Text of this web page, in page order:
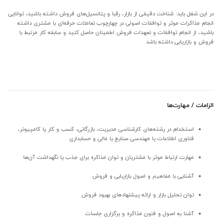
در این شغل باید: شناخت دقیقی از بازار، رقبا و پتانسیل‌های فروش داشته باشید، توانایی
انجام مذاکرات موثر و توافقات اصولی در چهارچوب تعاملات حرفه‌ای با مشتری داشته
باشید، از انجام توافقات و تعهدات فروش اطمینان حاصل کنید و سابقه کار مرتبط با
فروش و بازاریابی داشته باشد
الزامات / مهارت‌ها
استخدام در رشته‌های کارشناسی مدیریت، بازرگانی، کسب و کار یا کامپیوتر،
فناوری اطلاعات یا مهندسی صنایع یا مالی و حسابداری
مهارت ارتباط موثر با مشتریان و توان مذاکره برای جذب یا نگهداشت آن‌ها
آشنایی با مفاهیم و اصول بازاریابی و فروش
توان تحلیل بازار و ارائه پیشنهادهای بهبود فروش
آشنا به اصول و فنون مذاکره و برگزاری جلسات